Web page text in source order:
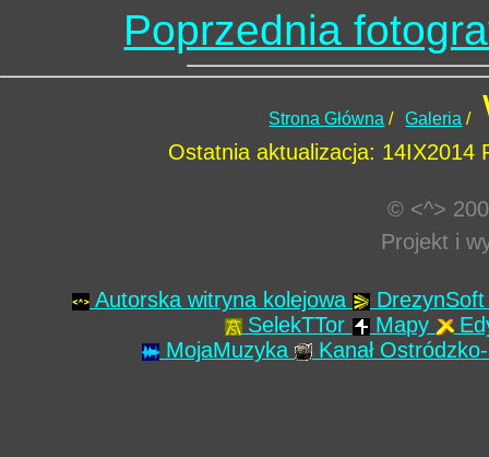
Poprzednia
Strona Główna / Galeria /
Ostatnia aktualizacja: 14IX2014
© <^>
Projekt i
Autorska witryna kolejowa
SelekTTor
Mapy
MojaMuzyka
Kanał